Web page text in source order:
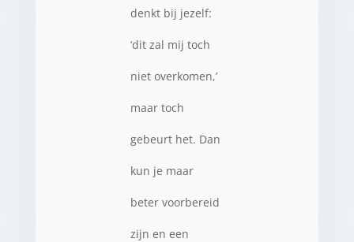
denkt bij jezelf:
‘dit zal mij toch
niet overkomen,’
maar toch
gebeurt het. Dan
kun je maar
beter voorbereid
zijn en een